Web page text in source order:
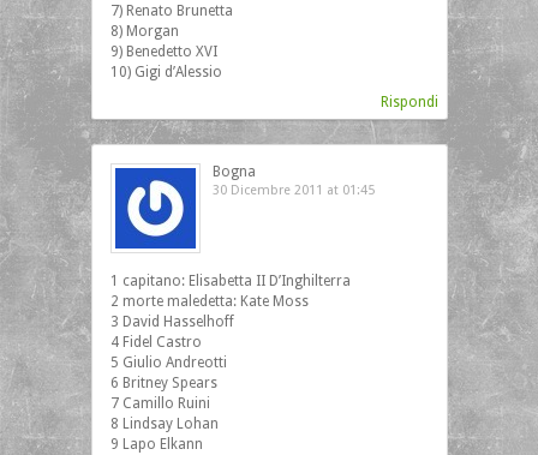
7) Renato Brunetta
8) Morgan
9) Benedetto XVI
10) Gigi d’Alessio
Rispondi
Bogna
30 Dicembre 2011 at 01:45
1 capitano: Elisabetta II D’Inghilterra
2 morte maledetta: Kate Moss
3 David Hasselhoff
4 Fidel Castro
5 Giulio Andreotti
6 Britney Spears
7 Camillo Ruini
8 Lindsay Lohan
9 Lapo Elkann